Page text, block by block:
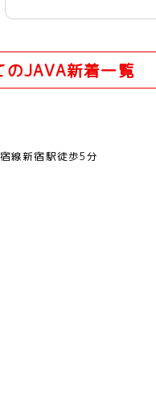
のJAVA新着一覧
線新宿駅徒歩5分